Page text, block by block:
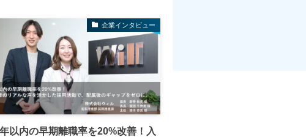
企業インタビュー
以内の早期離職率を20%改善！入